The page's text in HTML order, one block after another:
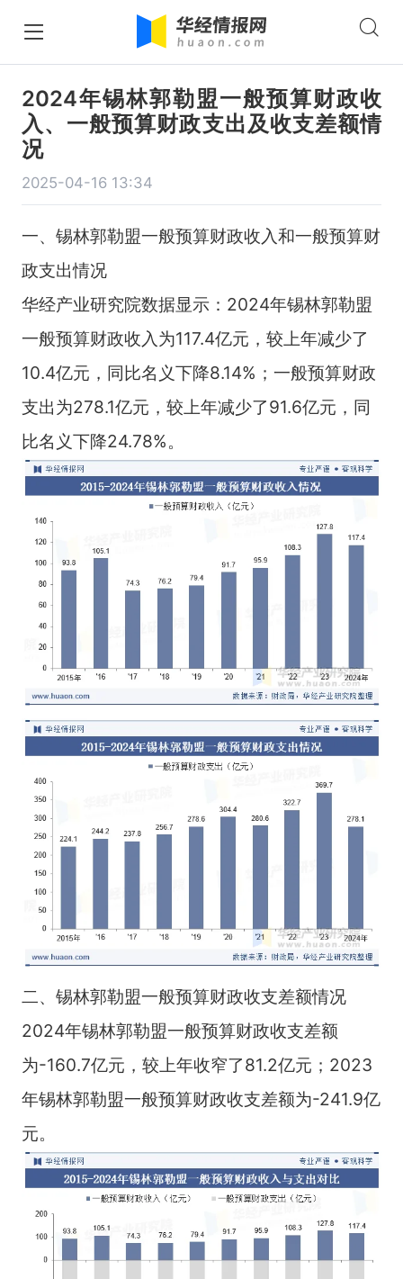
2024年锡林郭勒盟一般预算财政收
入、一般预算财政支出及收支差额情
况
2025-04-16 13:34
一、锡林郭勒盟一般预算财政收入和一般预算财
政支出情况
华经产业研究院数据显示：2024年锡林郭勒盟
一般预算财政收入为117.4亿元，较上年减少了
10.4亿元，同比名义下降8.14%；一般预算财政
支出为278.1亿元，较上年减少了91.6亿元，同
比名义下降24.78%。
二、锡林郭勒盟一般预算财政收支差额情况
2024年锡林郭勒盟一般预算财政收支差额
为-160.7亿元，较上年收窄了81.2亿元；2023
年锡林郭勒盟一般预算财政收支差额为-241.9亿
元。